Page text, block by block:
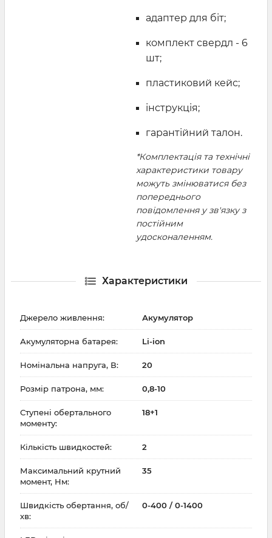
адаптер для біт;
комплект свердл - 6
шт;
пластиковий кейс;
інструкція;
гарантійний талон.
*Комплектація та технічні
характеристики товару
можуть змінюватися без
попереднього
повідомлення у зв'язку з
постійним
удосконаленням.
Характеристики
Джерело живлення: Акумулятор
Акумуляторна батарея: Li-ion
Номінальна напруга, В: 20
Розмір патрона, мм: 0,8-10
Ступені обертального
моменту:
18+1
Кількість швидкостей: 2
Максимальний крутний
момент, Нм:
35
Швидкість обертання, об/
хв:
0-400 / 0-1400